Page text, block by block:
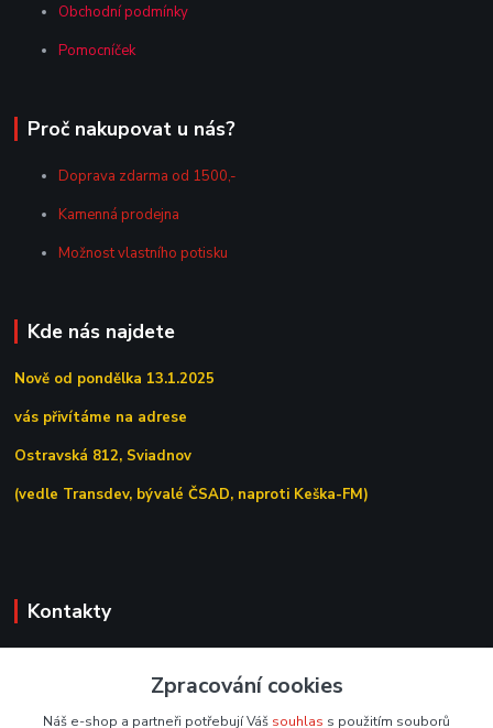
Obchodní podmínky
Pomocníček
Proč nakupovat u nás?
Doprava zdarma od 1500,-
Kamenná prodejna
Možnost vlastního potisku
Kde nás najdete
Nově od pondělka 13.1.2025
vás přivítáme na adrese
Ostravská 812, Sviadnov
(vedle Transdev, bývalé ČSAD, naproti Keška-FM)
Kontakty
Zpracování cookies
Náš e-shop a partneři potřebují Váš souhlas s použitím souborů